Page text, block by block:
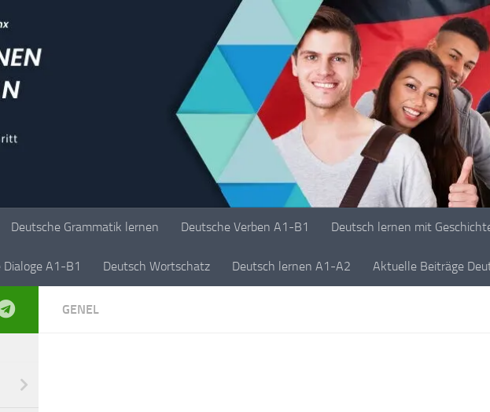
Deutsche Grammatik lernen Deutsche Verben A1-B1 Deutsch lernen mit
Dialoge A1-B1 Deutsch Wortschatz Deutsch lernen A1-A2 Aktuelle Beiträge
GENEL